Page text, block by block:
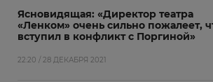
Ясновидящая: «Директор театра
«Ленком» очень сильно пожалеет,
вступил в конфликт с Поргиной»
22:20 / 28 ДЕКАБРЯ 2021